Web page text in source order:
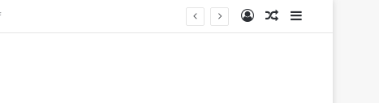
Log InRandom Article
Sidebar